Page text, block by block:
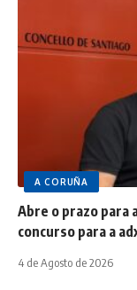
A CORUÑA
Abre o prazo para
concurso para a
4 de Agosto de 2026